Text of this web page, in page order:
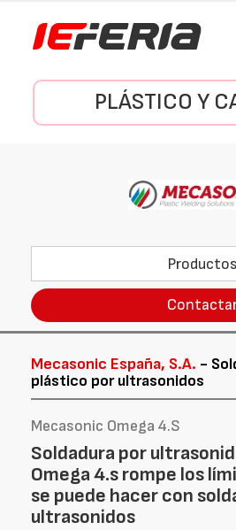
PLÁSTICO Y
Productos
Mecasonic España, S.A. -
plástico por ultrasonidos
Mecasonic Omega 4.S
Soldadura por
Omega 4.s rompe los
se puede hacer con
ultrasonidos